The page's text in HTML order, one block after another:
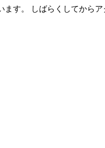
ます。 しばらくしてから